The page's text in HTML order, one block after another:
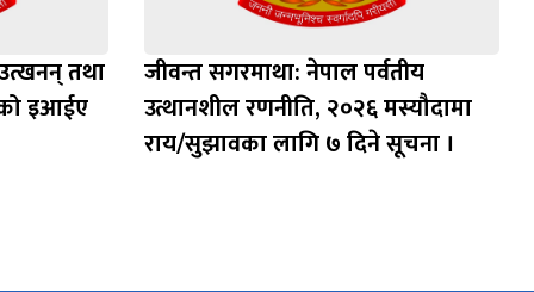
उत्खनन् तथा
इआईए
जीवन्त सगरमाथा: नेपाल पर्वतीय
उत्थानशील रणनीति, २०२६ मस्यौदामा
राय/सुझावका लागि ७ दिने सूचना ।